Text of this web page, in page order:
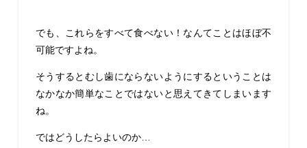
でも、これらをすべて食べない！なんてことはほぼ不
可能ですよね。
そうするとむし歯にならないようにするということは
なかなか簡単なことではないと思えてきてしまいます
ね。
ではどうしたらよいのか…